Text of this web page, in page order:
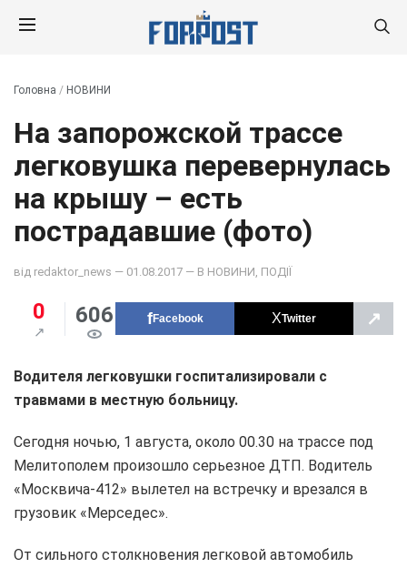
Головна / НОВИНИ
На запорожской трассе
легковушка перевернулась
на крышу – есть
пострадавшие (фото)
від redaktor_news — 01.08.2017 — В НОВИНИ ПОДІЇ
0 606 Facebook Twitter ↗
Водителя легковушки госпитализировали с
травмами в местную больницу.
Сегодня ночью, 1 августа, около 00.30 на трассе под
Мелитополем произошло серьезное ДТП. Водитель
«Москвича-412» вылетел на встречку и врезался в
грузовик «Мерседес».
От сильного столкновения легковой автомобиль